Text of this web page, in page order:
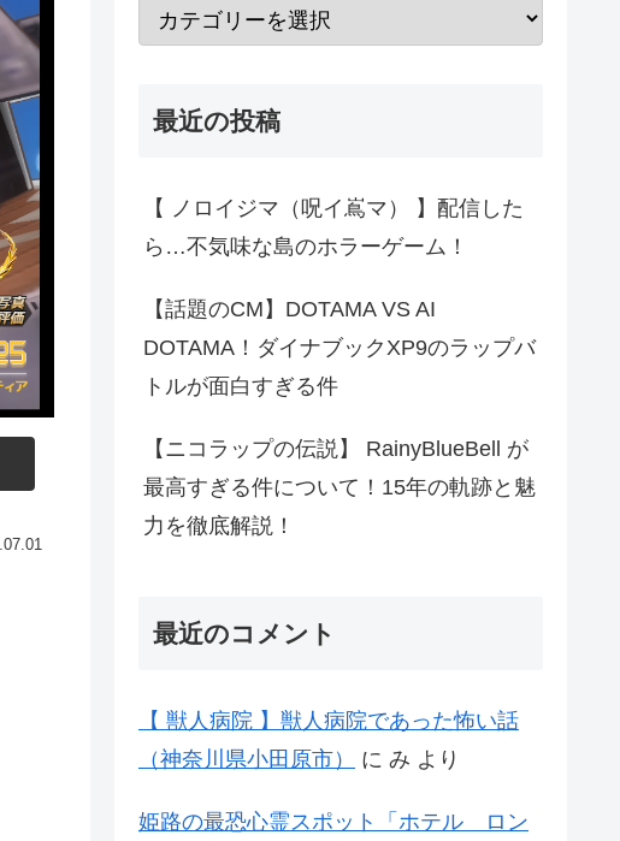
最近の投稿
【 ノロイジマ（呪イ嶌マ） 】配信した
ら…不気味な島のホラーゲーム！
【話題のCM】DOTAMA VS AI
DOTAMA！ダイナブックXP9のラップバ
トルが面白すぎる件
【ニコラップの伝説】 RainyBlueBell が
最高すぎる件について！15年の軌跡と魅
力を徹底解説！
最近のコメント
【 獣人病院 】獣人病院であった怖い話
（神奈川県小田原市）
に み より
姫路の最恐心霊スポット「ホテル ロン